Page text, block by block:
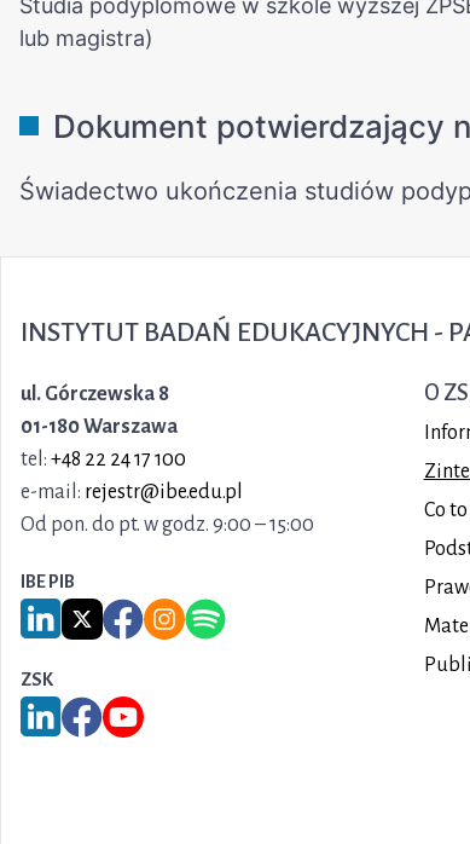
INSTYTUT BADAŃ EDUKACYJNYCH -
ul. Górczewska 8
01-180 Warszawa
tel: +48 22 24 17 100
e-mail: rejestr@ibe.edu.pl
Od pon. do pt. w godz. 9:00 – 15:00
IBE PIB
Link do serwisu LinkedIn IBE PIB
Link do serwisu X IBE PIB
Link do Facebook IBE PIB
Link do Instagram IBE PIB
Link do Spotify IBE PIB
ZSK
Link do serwisu LinkedIn ZSK
Link do Facebook ZSK
Link do YouTube ZSK
O
Co